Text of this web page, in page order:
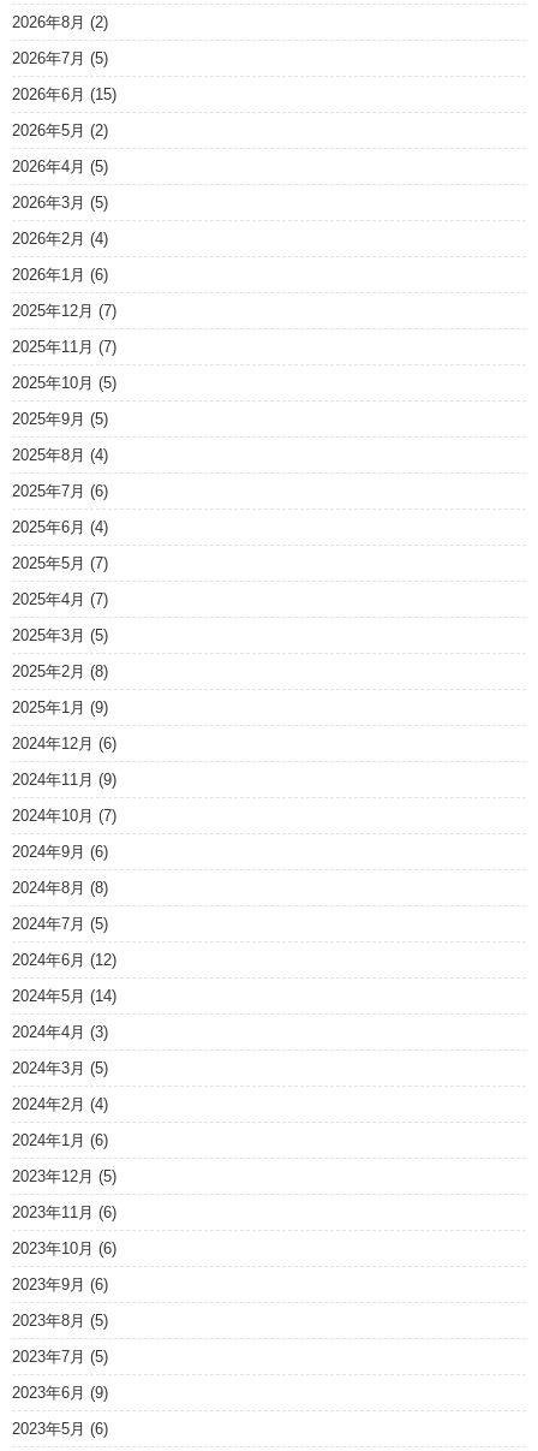
2026年8月 (2)
2026年7月 (5)
2026年6月 (15)
2026年5月 (2)
2026年4月 (5)
2026年3月 (5)
2026年2月 (4)
2026年1月 (6)
2025年12月 (7)
2025年11月 (7)
2025年10月 (5)
2025年9月 (5)
2025年8月 (4)
2025年7月 (6)
2025年6月 (4)
2025年5月 (7)
2025年4月 (7)
2025年3月 (5)
2025年2月 (8)
2025年1月 (9)
2024年12月 (6)
2024年11月 (9)
2024年10月 (7)
2024年9月 (6)
2024年8月 (8)
2024年7月 (5)
2024年6月 (12)
2024年5月 (14)
2024年4月 (3)
2024年3月 (5)
2024年2月 (4)
2024年1月 (6)
2023年12月 (5)
2023年11月 (6)
2023年10月 (6)
2023年9月 (6)
2023年8月 (5)
2023年7月 (5)
2023年6月 (9)
2023年5月 (6)